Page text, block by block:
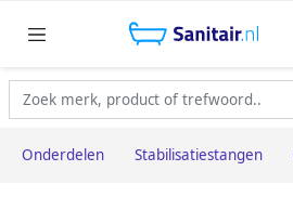
Onderdelen Stabilisatiestangen